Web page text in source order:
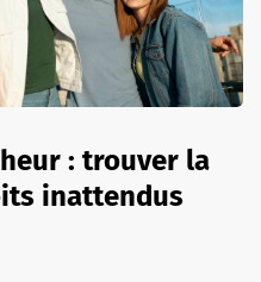
: trouver la
inattendus